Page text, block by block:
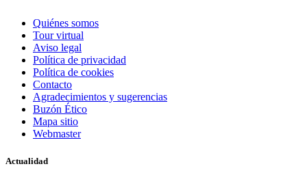
Quiénes somos
Tour virtual
Aviso legal
Política de privacidad
Política de cookies
Contacto
Agradecimientos y sugerencias
Buzón Ético
Mapa sitio
Webmaster
Actualidad